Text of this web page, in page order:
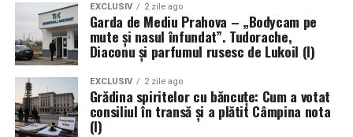
EXCLUSIV 2 zile ago
Garda de Mediu Prahova – „Bodycam pe
mute și nasul înfundat”. Tudorache,
Diaconu și parfumul rusesc de Lukoil (I)
EXCLUSIV 2 zile ago
Grădina spiritelor cu băncuțe: Cum a votat
consiliul în transă și a plătit Câmpina nota
(I)